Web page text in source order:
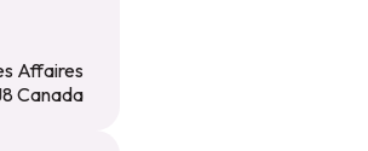
Affaires
Canada